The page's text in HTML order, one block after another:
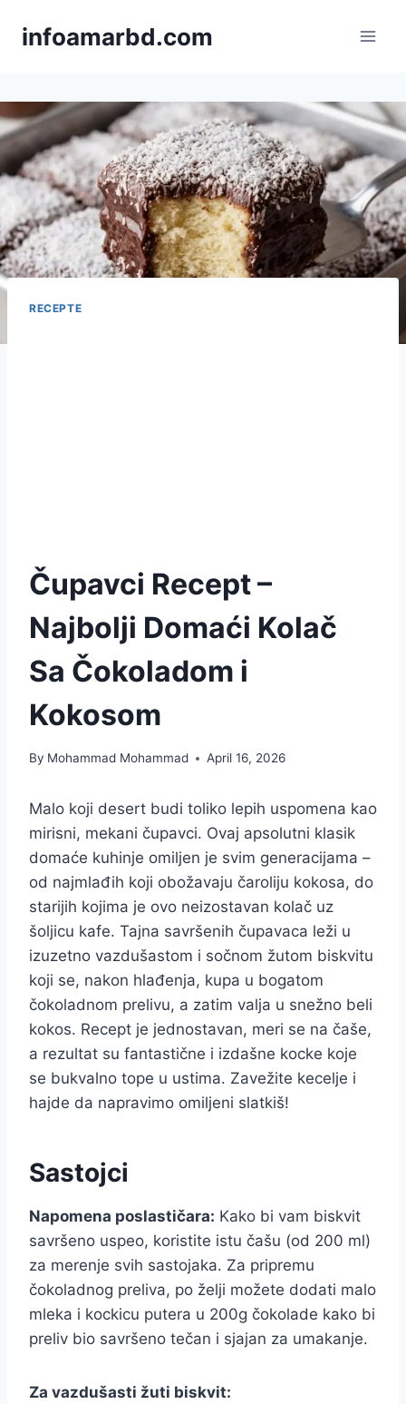
infoamarbd.com
RECEPTE
Čupavci Recept –
Najbolji Domaći Kolač
Sa Čokoladom i
Kokosom
By Mohammad Mohammad April 16, 2026
Malo koji desert budi toliko lepih uspomena kao
mirisni, mekani čupavci. Ovaj apsolutni klasik
domaće kuhinje omiljen je svim generacijama –
od najmlađih koji obožavaju čaroliju kokosa, do
starijih kojima je ovo neizostavan kolač uz
šoljicu kafe. Tajna savršenih čupavaca leži u
izuzetno vazdušastom i sočnom žutom biskvitu
koji se, nakon hlađenja, kupa u bogatom
čokoladnom prelivu, a zatim valja u snežno beli
kokos. Recept je jednostavan, meri se na čaše,
a rezultat su fantastične i izdašne kocke koje
se bukvalno tope u ustima. Zavežite kecelje i
hajde da napravimo omiljeni slatkiš!
Sastojci
Napomena poslastičara: Kako bi vam biskvit
savršeno uspeo, koristite istu čašu (od 200 ml)
za merenje svih sastojaka. Za pripremu
čokoladnog preliva, po želji možete dodati malo
mleka i kockicu putera u 200g čokolade kako bi
preliv bio savršeno tečan i sjajan za umakanje.
Za vazdušasti žuti biskvit: